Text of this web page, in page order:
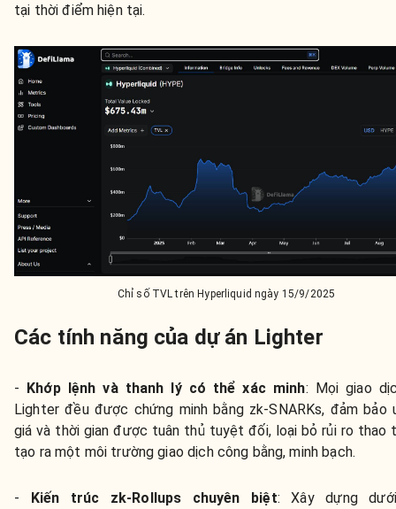
tại thời điểm hiện tại.
Chỉ số TVL trên Hyperliquid ngày 15/9/2025
Các tính năng của dự án Lighter
- Khớp lệnh và thanh lý có thể xác minh: Mọi giao
Lighter đều được chứng minh bằng zk-SNARKs, đảm bảo
giá và thời gian được tuân thủ tuyệt đối, loại bỏ rủi ro thao
tạo ra một môi trường giao dịch công bằng, minh bạch.
- Kiến trúc zk-Rollups chuyên biệt: Xây dựng